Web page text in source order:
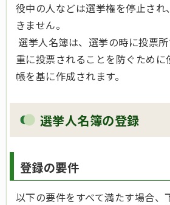
役中の人などは選挙権を停止され
きません。
選挙人名簿は、選挙の時に投票
重に投票されることを防ぐために
帳を基に作成されます。
選挙人名簿の登録
登録の要件
以下の要件をすべて満たす場合、